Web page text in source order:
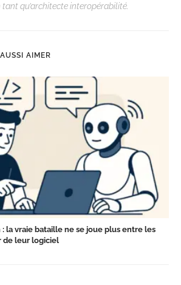
tant qu’architecte interopérabilité.
AIMER
la vraie bataille ne se joue plus entre les
de leur logiciel